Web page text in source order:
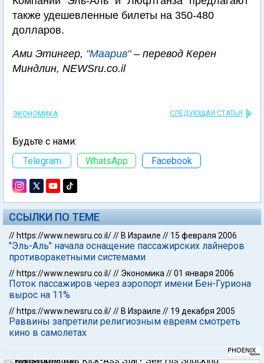
также удешевленные билеты на 350-480
долларов.
Ами Этингер, "Маарив"– перевод Керен
Миндлин, NEWSru.co.il
ЭКОНОМИКА СЛЕДУЮЩАЯ СТАТЬЯ
Будьте с нами:
Telegram
WhatsApp Facebook
ССЫЛКИ ПО ТЕМЕ
// https://www.newsru.co.il/// В Израиле // 15 февраля 2006
"Эль-Аль" начала оснащение пассажирских лайнеров
противоракетными системами
// https://www.newsru.co.il/// Экономика //01 января 2006
Поток пассажиров через аэропорт имени Бен-Гуриона
вырос на 11%
// https://www.newsru.co.il/// В Израиле // 19 декабря 2005
Раввины запретили религиозным евреям смотреть
кино в самолетах